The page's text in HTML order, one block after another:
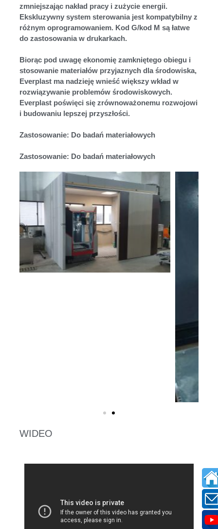
zmniejszając nakład pracy i zużycie energii.
Ekskluzywny system sterowania jest kompatybilny z
różnym oprogramowaniem. Kod G/kod M są łatwe
do zastosowania w drukarkach.
Biorąc pod uwagę ekonomię zamkniętego obiegu i
stosowanie materiałów przyjaznych dla środowiska,
Everplast ma nadzieję wnieść większy wkład w
rozwiązywanie problemów środowiskowych.
Everplast poświęci się zrównoważonemu rozwojowi
i budowaniu lepszej przyszłości.
Zastosowanie: Do badań materiałowych
Zastosowanie: Do badań materiałowych
WIDEO